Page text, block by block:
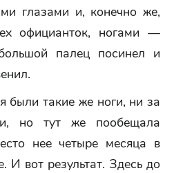
глазами и, конечно же,
официанток, ногами —
палец посинел и
были такие же ноги, ни за
но тут же пообещала
нее четыре месяца в
И вот результат. Здесь до